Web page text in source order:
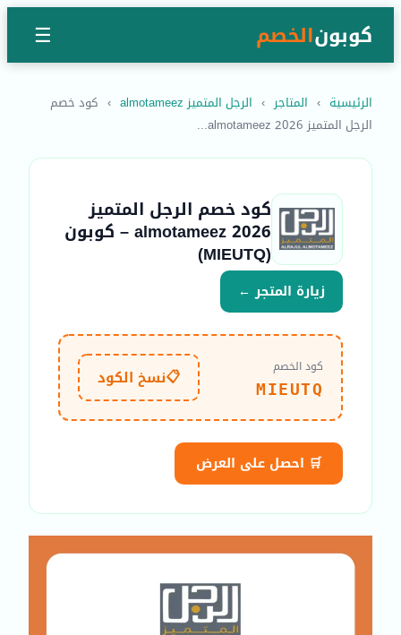
كوبونالخصم ☰
الرئيسية › المتاجر › الرجل المتميز almotameez › كود خصم
الرجل المتميز almotameez 2026...
كود خصم الرجل المتميز
almotameez 2026 – كوبون
(MIEUTQ)
زيارة المتجر ←
كود الخصم
MIEUTQ
📋نسخ الكود
🛒 احصل على العرض